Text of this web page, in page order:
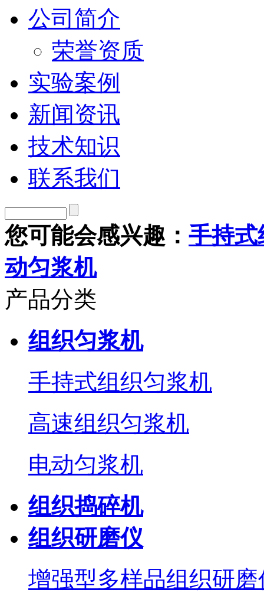
公司简介
荣誉资质
实验案例
新闻资讯
技术知识
联系我们
您可能会感兴趣： 手持式
动匀浆机
产品分类
组织匀浆机
手持式组织匀浆机
高速组织匀浆机
电动匀浆机
组织捣碎机
组织研磨仪
增强型多样品组织研磨